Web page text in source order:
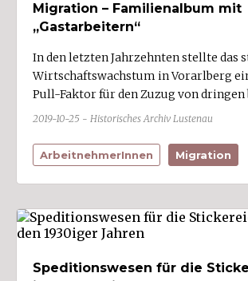
Mittelberg (4)
Nenzing (2)
Nüziders (2)
Raggal
Rankweil (10)
Röns
Sankt Anton im Montafon
Migration – Familienalbum mit
„Gastarbeitern“
In den letzten Jahrzehnten stellte das
Wirtschaftswachstum in Vorarlberg
Pull-Faktor für den Zuzug von dringen
2019-10-25 - Historisches Archiv Lustenau
ArbeitnehmerInnen Migration
Speditionswesen für die